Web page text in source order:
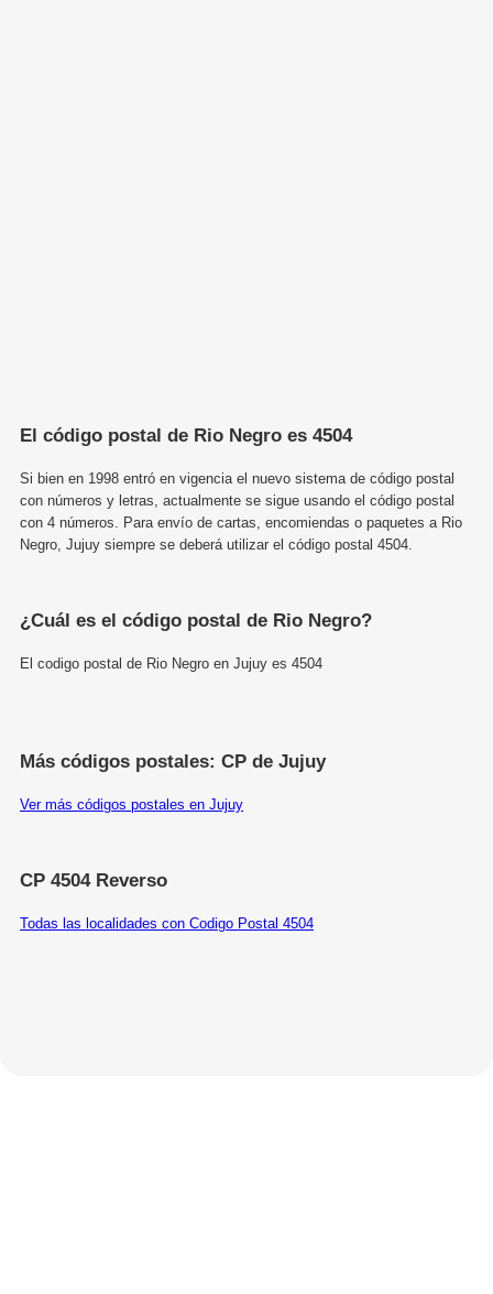
El código postal de Rio Negro es 4504
Si bien en 1998 entró en vigencia el nuevo sistema de código postal
con números y letras, actualmente se sigue usando el código postal
con 4 números. Para envío de cartas, encomiendas o paquetes a Rio
Negro, Jujuy siempre se deberá utilizar el código postal 4504.
¿Cuál es el código postal de Rio Negro?
El codigo postal de Rio Negro en Jujuy es 4504
Más códigos postales: CP de Jujuy
Ver más códigos postales en Jujuy
CP 4504 Reverso
Todas las localidades con Codigo Postal 4504